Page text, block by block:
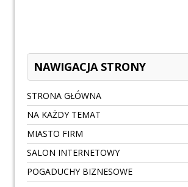
NAWIGACJA STRONY
STRONA GŁÓWNA
NA KAŻDY TEMAT
MIASTO FIRM
SALON INTERNETOWY
POGADUCHY BIZNESOWE